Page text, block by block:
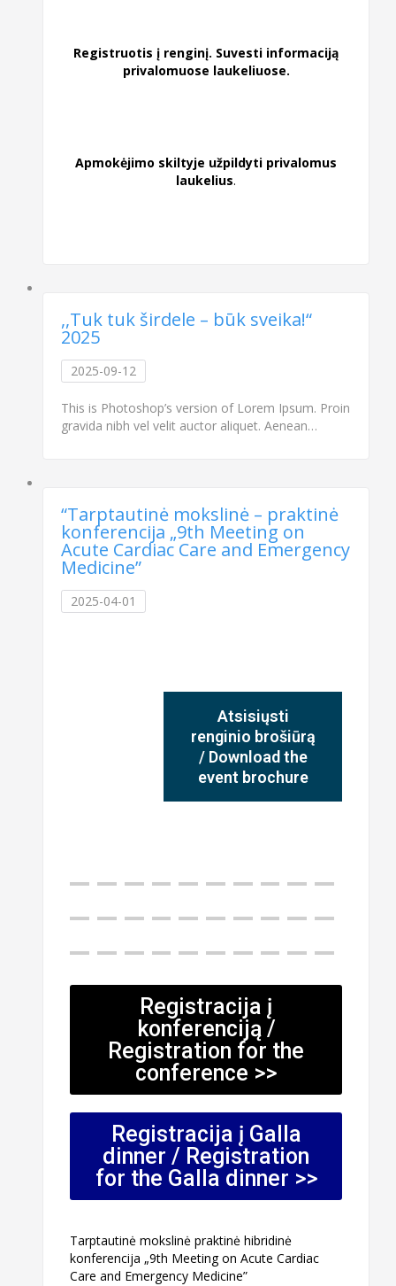
Registruotis į renginį. Suvesti informaciją
privalomuose laukeliuose.
Apmokėjimo skiltyje užpildyti privalomus
laukelius.
,,Tuk tuk širdele – būk sveika!“
2025
2025-09-12
This is Photoshop’s version of Lorem Ipsum. Proin
gravida nibh vel velit auctor aliquet. Aenean…
“Tarptautinė mokslinė – praktinė
konferencija „9th Meeting on
Acute Cardiac Care and Emergency
Medicine”
2025-04-01
Atsisiųsti
renginio brošiūrą
/ Download the
event brochure
Registracija į
konferenciją /
Registration for the
conference >>
Registracija į Galla
dinner / Registration
for the Galla dinner >>
Tarptautinė mokslinė praktinė hibridinė
konferencija „9th Meeting on Acute Cardiac
Care and Emergency Medicine”